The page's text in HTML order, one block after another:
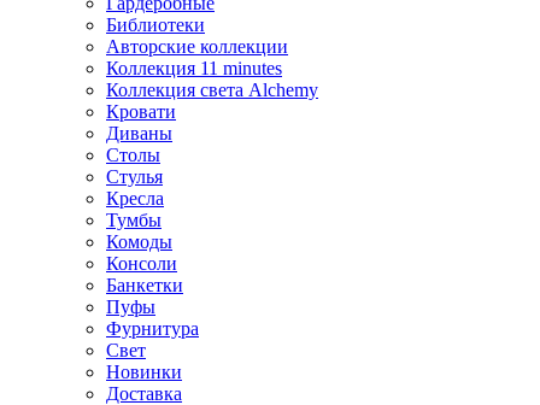
Библиотеки
Авторские коллекции
Коллекция 11 minutes
Коллекция света Alchemy
Кровати
Диваны
Столы
Стулья
Кресла
Тумбы
Комоды
Консоли
Банкетки
Пуфы
Фурнитура
Свет
Новинки
Доставка